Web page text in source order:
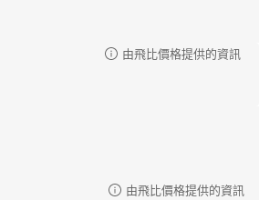
由飛比價格提供的資訊
由飛比價格提供的資訊